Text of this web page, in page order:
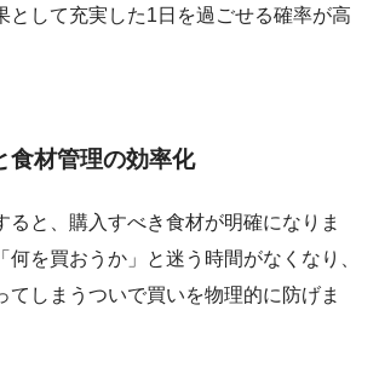
として充実した1日を過ごせる確率が高
食材管理の効率化
ると、購入すべき食材が明確になりま
何を買おうか」と迷う時間がなくなり、
てしまうついで買いを物理的に防げま